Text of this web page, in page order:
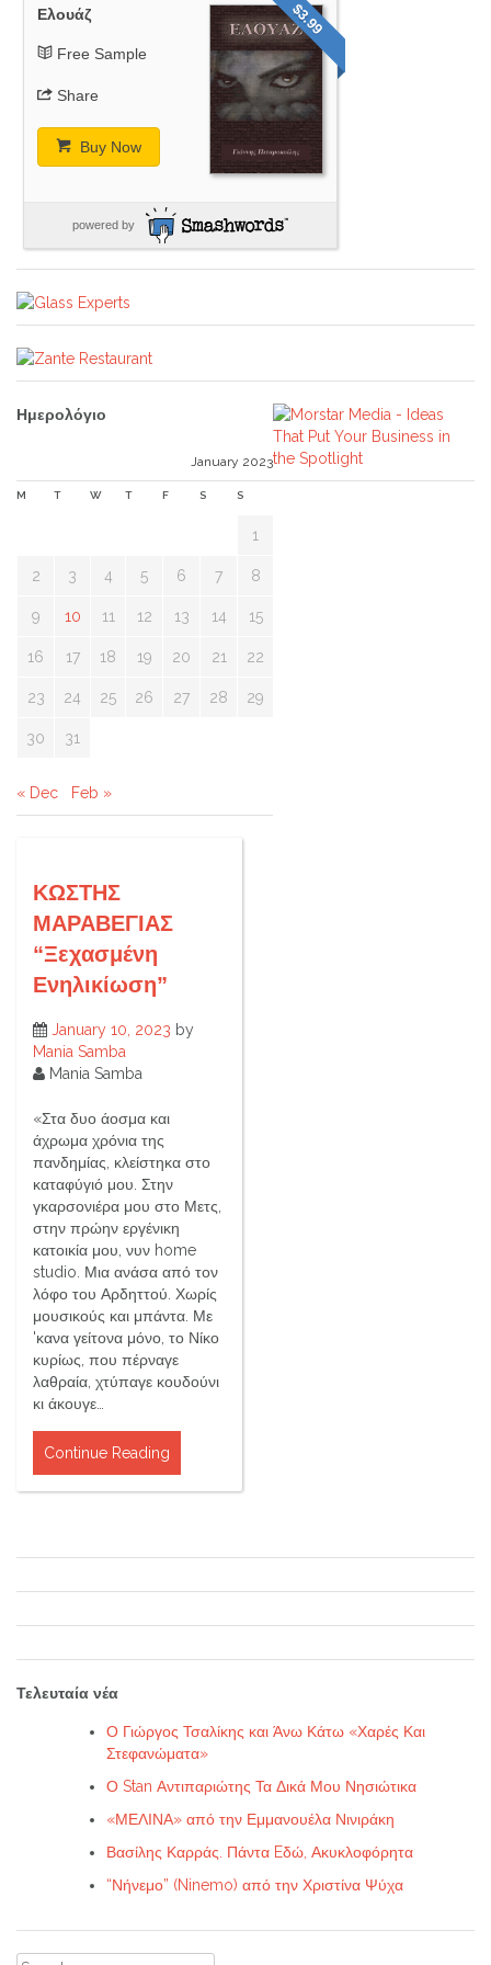
$3.99
Ελουάζ
Free Sample
Share
Buy Now
powered by
Ημερολόγιο
January 2023
M T W T F S S
1
2 3 4 5 6 7 8
9 10 11 12 13 14 15
16 17 18 19 20 21 22
23 24 25 26 27 28 29
30 31
« Dec Feb »
ΚΩΣΤΗΣ
ΜΑΡΑΒΕΓΙΑΣ
“Ξεχασμένη
Ενηλικίωση”
January 10, 2023 by
Mania Samba
Mania Samba
«Στα δυο άοσμα και
άχρωμα χρόνια της
πανδημίας, κλείστηκα στο
καταφύγιό μου. Στην
γκαρσονιέρα μου στο Μετς,
στην πρώην εργένικη
κατοικία μου, νυν home
studio. Μια ανάσα από τον
λόφο του Αρδηττού. Χωρίς
μουσικούς και μπάντα. Με
'κανα γείτονα μόνο, το Νίκο
κυρίως, που πέρναγε
λαθραία, χτύπαγε κουδούνι
κι άκουγε…
Continue Reading
Τελευταία νέα
Ο Γιώργος Τσαλίκης και Άνω Κάτω «Χαρές Και
Στεφανώματα»
Ο Stan Αντιπαριώτης Τα Δικά Μου Νησιώτικα
«ΜΕΛΙΝΑ» από την Εμμανουέλα Νινιράκη
Βασίλης Καρράς. Πάντα Eδώ, Ακυκλοφόρητα
“Νήνεμο” (Ninemo) από την Χριστίνα Ψύχα